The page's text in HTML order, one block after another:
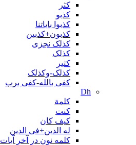
کثر
کذبو
کذبوا بایاتنا
کذبون+کذبین
کذلک نجزی
کذلک
کثیر
کذلک-وکذلک
کفی بالله-کفی برب
Dh
کلمة
کنت
کیف کان
له الدین+فی الدین
کلمه نون در آخر آیات